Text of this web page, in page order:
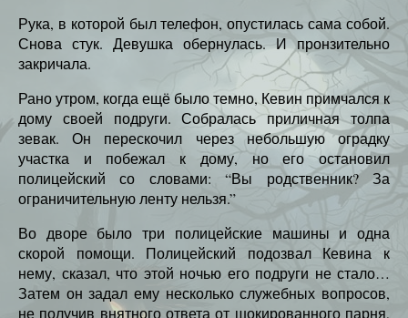
Рука, в которой был телефон, опустилась сама собой.
Снова стук. Девушка обернулась. И пронзительно
закричала.
Рано утром, когда ещё было темно, Кевин примчался к
дому своей подруги. Собралась приличная толпа
зевак. Он перескочил через небольшую оградку
участка и побежал к дому, но его остановил
полицейский со словами: “Вы родственник? За
ограничительную ленту нельзя.”
Во дворе было три полицейские машины и одна
скорой помощи. Полицейский подозвал Кевина к
нему, сказал, что этой ночью его подруги не стало…
Затем он задал ему несколько служебных вопросов,
не получив внятного ответа от шокированного парня,